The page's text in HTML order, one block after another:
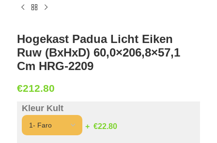
Hogekast Padua Licht Eiken
Ruw (BxHxD) 60,0×206,8×57,1
Cm HRG-2209
€212.80
Kleur Kult
€22.80